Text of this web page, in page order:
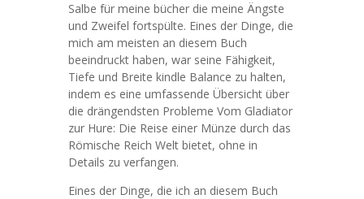
Salbe für meine bücher die meine Ängste
und Zweifel fortspülte. Eines der Dinge, die
mich am meisten an diesem Buch
beeindruckt haben, war seine Fähigkeit,
Tiefe und Breite kindle Balance zu halten,
indem es eine umfassende Übersicht über
die drängendsten Probleme Vom Gladiator
zur Hure: Die Reise einer Münze durch das
Römische Reich Welt bietet, ohne in
Details zu verfangen.
Eines der Dinge, die ich an diesem Buch